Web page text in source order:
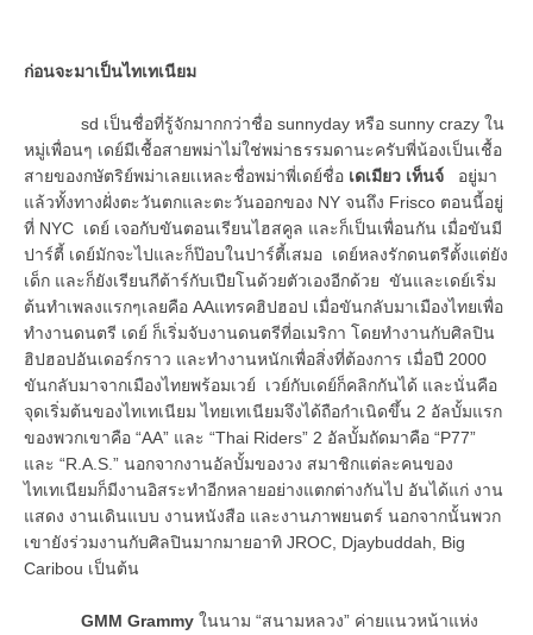
ก่อนจะมาเป็นไทเทเนียม
sd เป็นชื่อที่รู้จักมากกว่าชื่อ sunnyday หรือ sunny crazy ใน
หมู่เพื่อนๆ เดย์มีเชื้อสายพม่าไม่ใช่พม่าธรรมดานะครับพี่น้องเป็นเชื้อ
สายของกษัตริย์พม่าเลยเเหละชื่อพม่าพี่เดย์ชื่อ เดเมียว เท็นจ์ อยู่มา
แล้วทั้งทางฝั่งตะวันตกและตะวันออกของ NY จนถึง Frisco ตอนนี้อยู่
ที่ NYC เดย์ เจอกับขันตอนเรียนไฮสคูล และก็เป็นเพื่อนกัน เมื่อขันมี
ปาร์ตี้ เดย์มักจะไปและก็ป๊อบในปาร์ตี้เสมอ เดย์หลงรักดนตรีตั้งแต่ยัง
เด็ก และก็ยังเรียนกีต้าร์กับเปียโนด้วยตัวเองอีกด้วย ขันและเดย์เริ่ม
ต้นทำเพลงแรกๆเลยคือ AAแทรคฮิปฮอป เมื่อขันกลับมาเมืองไทยเพื่อ
ทำงานดนตรี เดย์ ก็เริ่มจับงานดนตรีที่อเมริกา โดยทำงานกับศิลปิน
ฮิปฮอปอันเดอร์กราว และทำงานหนักเพื่อสิ่งที่ต้องการ เมื่อปี 2000
ขันกลับมาจากเมืองไทยพร้อมเวย์ เวย์กับเดย์ก็คลิกกันได้ และนั่นคือ
จุดเริ่มต้นของไทเทเนียม ไทยเทเนียมจึงได้ถือกำเนิดขึ้น 2 อัลบั้มแรก
ของพวกเขาคือ “AA” และ “Thai Riders” 2 อัลบั้มถัดมาคือ “P77”
และ “R.A.S.” นอกจากงานอัลบั้มของวง สมาชิกแต่ละคนของ
ไทเทเนียมก็มีงานอิสระทำอีกหลายอย่างแตกต่างกันไป อันได้แก่ งาน
แสดง งานเดินแบบ งานหนังสือ และงานภาพยนตร์ นอกจากนั้นพวก
เขายังร่วมงานกับศิลปินมากมายอาทิ JROC, Djaybuddah, Big
Caribou เป็นต้น
GMM Grammy ในนาม “สนามหลวง” ค่ายแนวหน้าแห่ง